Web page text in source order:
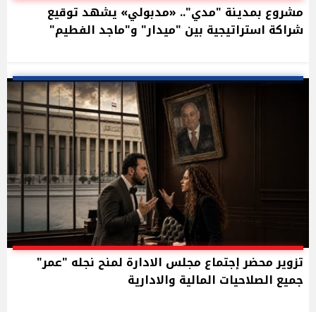
مشروع بمدينة "مدي".. «مدبولي» يشهد توقيع
شراكة استراتيجية بين "ميدار" و"ماجد الفطيم"
تزوير محضر إجتماع مجلس الادارة لمنح نجله "عمر"
جميع الصلاحيات المالية والادارية